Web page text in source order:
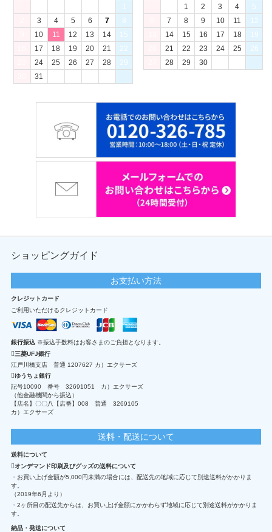
1
3 4 5 6 7
8
10 11 12 13 14
15
17 18 19 20 21
22
24 25 26 27 28
29
31
1
2 3 4
5
7 8 9 10 11
12
14 15 16 17 18
19
21 22 23 24 25
26
28 29 30
ショッピングガイド
お支払い方法
クレジットカード
ご利用いただけるクレジットカード
銀行振込 ※振込手数料はお客さまのご負担となります。
三菱UFJ銀行
江戸川橋支店 普通 1207627 カ）エクサーズ
ゆうちょ銀行
記号10090 番号 32691051 カ）エクサーズ
（他金融機関から振込）
【店名】〇〇八【店番】008 普通 3269105
カ）エクサーズ
送料・配送について
送料について
オンデマンド印刷及びグッズの送料について
・お買い上げ金額が5,000円未満の場合には、配送先の地域に応じて別途送料がかかりま
す。
（2019年6月より）
・2ヶ所目の配送先からは、お買い上げ金額にかかわらず地域に応じて別途送料がかかりま
す。
納品・発送について